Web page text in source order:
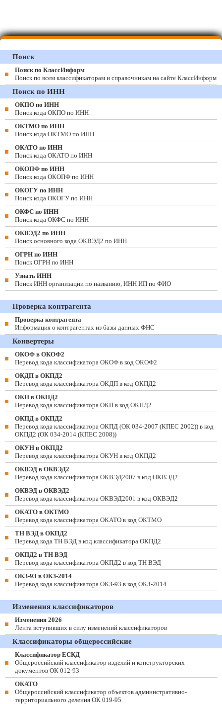
Поиск
Поиск по КлассИнформ
Поиск по всем классификаторам и справочникам на сайте КлассИнформ
Поиск по ИНН
ОКПО по ИНН
Поиск кода ОКПО по ИНН
ОКТМО по ИНН
Поиск кода ОКТМО по ИНН
ОКАТО по ИНН
Поиск кода ОКАТО по ИНН
ОКОПФ по ИНН
Поиск кода ОКОПФ по ИНН
ОКОГУ по ИНН
Поиск кода ОКОГУ по ИНН
ОКФС по ИНН
Поиск кода ОКФС по ИНН
ОКВЭД2 по ИНН
Поиск основного кода ОКВЭД2 по ИНН
ОГРН по ИНН
Поиск ОГРН по ИНН
Узнать ИНН
Поиск ИНН организации по названию, ИНН ИП по ФИО
Проверка контрагента
Проверка контрагента
Информация о контрагентах из базы данных ФНС
Конвертеры
ОКОФ в ОКОФ2
Перевод кода классификатора ОКОФ в код ОКОФ2
ОКДП в ОКПД2
Перевод кода классификатора ОКДП в код ОКПД2
ОКП в ОКПД2
Перевод кода классификатора ОКП в код ОКПД2
ОКПД в ОКПД2
Перевод кода классификатора ОКПД (ОК 034-2007 (КПЕС 2002)) в код
ОКПД2 (ОК 034-2014 (КПЕС 2008))
ОКУН в ОКПД2
Перевод кода классификатора ОКУН в код ОКПД2
ОКВЭД в ОКВЭД2
Перевод кода классификатора ОКВЭД2007 в код ОКВЭД2
ОКВЭД в ОКВЭД2
Перевод кода классификатора ОКВЭД2001 в код ОКВЭД2
ОКАТО в ОКТМО
Перевод кода классификатора ОКАТО в код ОКТМО
ТН ВЭД в ОКПД2
Перевод кода ТН ВЭД в код классификатора ОКПД2
ОКПД2 в ТН ВЭД
Перевод кода классификатора ОКПД2 в код ТН ВЭД
ОКЗ-93 в ОКЗ-2014
Перевод кода классификатора ОКЗ-93 в код ОКЗ-2014
Изменения классификаторов
Изменения 2026
Лента вступивших в силу изменений классификаторов
Классификаторы общероссийские
Классификатор ЕСКД
Общероссийский классификатор изделий и конструкторских
документов ОК 012-93
ОКАТО
Общероссийский классификатор объектов административно-
территориального деления ОК 019-95